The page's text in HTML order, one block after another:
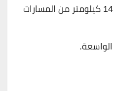
شاطئ مائي فيروزي و14 كيلومتر من المسارات